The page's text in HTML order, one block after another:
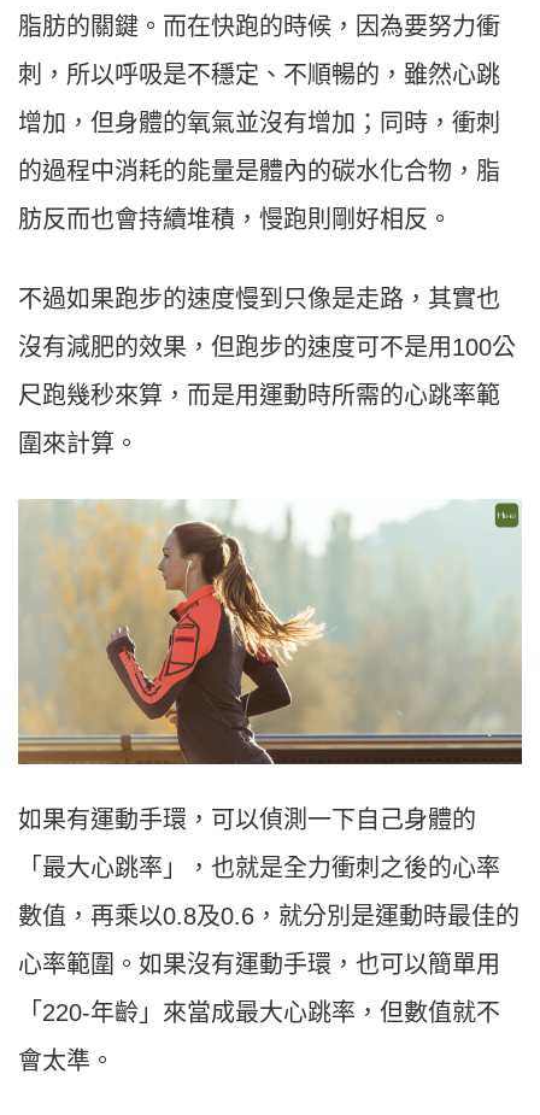
脂肪的關鍵。而在快跑的時候，因為要努力衝
刺，所以呼吸是不穩定、不順暢的，雖然心跳
增加，但身體的氧氣並沒有增加；同時，衝刺
的過程中消耗的能量是體內的碳水化合物，脂
肪反而也會持續堆積，慢跑則剛好相反。
不過如果跑步的速度慢到只像是走路，其實也
沒有減肥的效果，但跑步的速度可不是用100公
尺跑幾秒來算，而是用運動時所需的心跳率範
圍來計算。
如果有運動手環，可以偵測一下自己身體的
「最大心跳率」，也就是全力衝刺之後的心率
數值，再乘以0.8及0.6，就分別是運動時最佳的
心率範圍。如果沒有運動手環，也可以簡單用
「220-年齡」來當成最大心跳率，但數值就不
會太準。